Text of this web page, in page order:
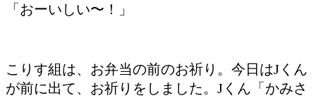
「おーいしい〜！」
こりす組は、お弁当の前のお祈り。今日はJくん
が前に出て、お祈りをしました。Jくん「かみさ